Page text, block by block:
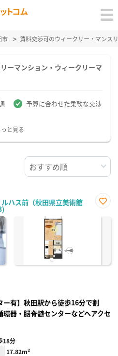
市 賃料交渉可のウィークリー・マンス
ーマンション・ウィークリーマ
予算に合わせた柔軟な交渉
と見る
ハス前（秋田県立美術館
に入
ー有】秋田駅から徒歩16分で割
器・脳脊髄センターなどへアクセ
18分
17.82m²